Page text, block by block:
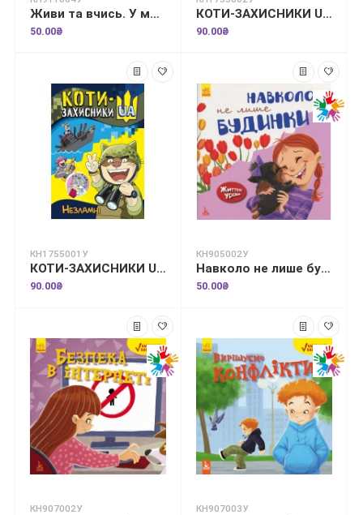
Живи та вчись. У мене порушення слуху
50.00₴
КОТИ-ЗАХИСНИКИ UA. Літак-супергерой
90.00₴
КН1755001У
КОТИ-ЗАХИСНИКИ UA. Незламні
90.00₴
КН905002У
Навколо не лише будинки. Життєві уроки
50.00₴
КН907002У КН907003У